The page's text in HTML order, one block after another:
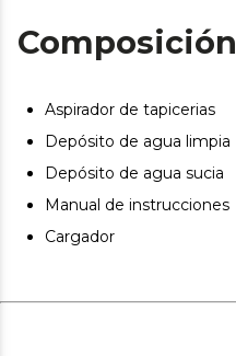
Composición
Aspirador de tapicerias
Depósito de agua limpia
Depósito de agua sucia
Manual de instrucciones
Cargador